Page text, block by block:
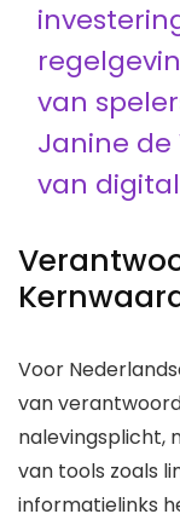
van
Janine de
van
Voor
van
nalevingsplicht,
van tools zoals
informatielinks